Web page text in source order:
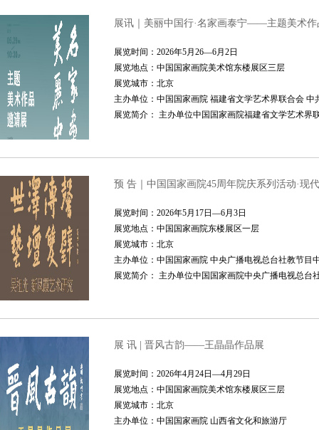
展讯｜美丽中国行·名家画泰宁——主题美术作
展览时间：2026年5月26—6月2日
展览地点：中国国家画院美术馆东楼展区三层
展览城市：北京
主办单位：中国国家画院 福建省文学艺术界联合会
展览简介： 主办单位中国国家画院福建省文学艺术
预 告｜中国国家画院45周年院庆系列活动·
展览时间：2026年5月17日—6月3日
展览地点：中国国家画院东楼展区一层
展览城市：北京
主办单位：中国国家画院 中央广播电视总台社教节目
展览简介： 主办单位中国国家画院中央广播电视总
展 讯 | 晋风古韵——王晶晶作品展
展览时间：2026年4月24日—4月29日
展览地点：中国国家画院美术馆东楼展区三层
展览城市：北京
主办单位：中国国家画院 山西省文化和旅游厅